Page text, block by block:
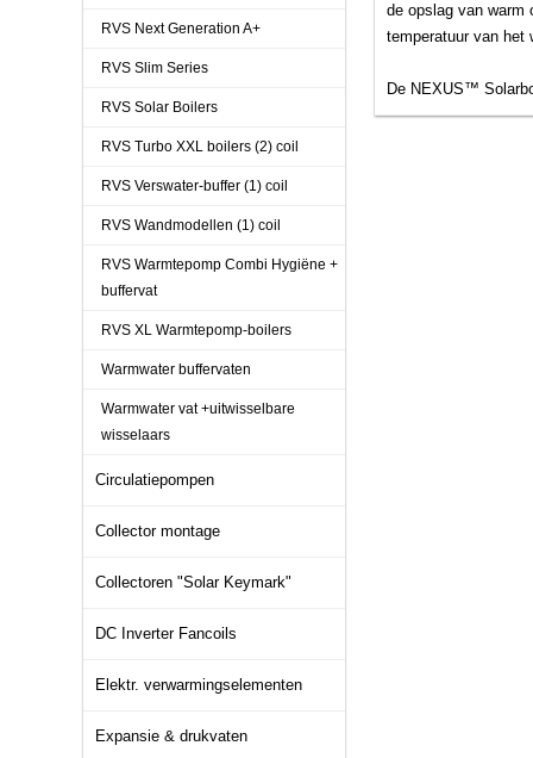
RVS Next Generation A+
RVS Slim Series
RVS Solar Boilers
RVS Turbo XXL boilers (2) coil
RVS Verswater-buffer (1) coil
RVS Wandmodellen (1) coil
RVS Warmtepomp Combi Hygiëne +
buffervat
RVS XL Warmtepomp-boilers
Warmwater buffervaten
Warmwater vat +uitwisselbare
wisselaars
Circulatiepompen
Collector montage
Collectoren "Solar Keymark"
DC Inverter Fancoils
Elektr. verwarmingselementen
Expansie & drukvaten
de opslag van warm
temperatuur van het
De NEXUS™